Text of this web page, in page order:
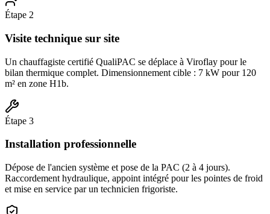
Étape 2
Visite technique sur site
Un chauffagiste certifié QualiPAC se déplace à Viroflay pour le
bilan thermique complet. Dimensionnement cible : 7 kW pour 120
m² en zone H1b.
Étape 3
Installation professionnelle
Dépose de l'ancien système et pose de la PAC (2 à 4 jours).
Raccordement hydraulique, appoint intégré pour les pointes de froid
et mise en service par un technicien frigoriste.